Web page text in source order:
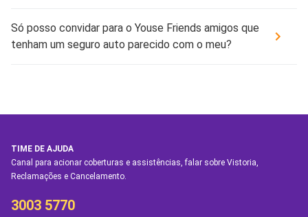
Só posso convidar para o Youse Friends amigos que
tenham um seguro auto parecido com o meu?
TIME DE AJUDA
Canal para acionar coberturas e assistências, falar sobre Vistoria,
Reclamações e Cancelamento.
3003 5770